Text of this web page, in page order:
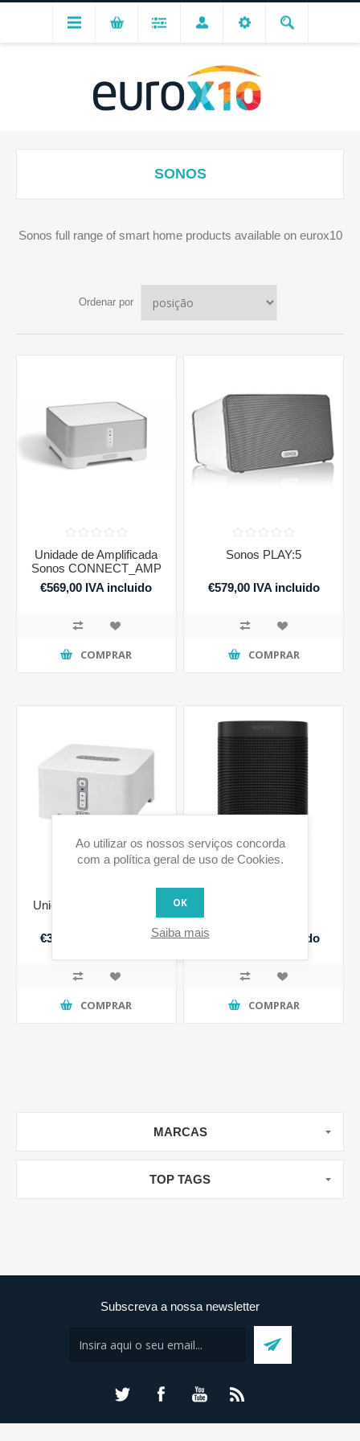
SONOS
Sonos full range of smart home products available on eurox10
Ordenar por
Unidade de Amplificada
Sonos CONNECT_AMP
€569,00 IVA incluido
COMPRAR
Sonos PLAY:5
€579,00 IVA incluido
COMPRAR
Unidade pré-amplificada
€393,60 IVA incluido
COMPRAR
€229,00 IVA incluido
COMPRAR
MARCAS
TOP TAGS
Subscreva a nossa newsletter
Ao utilizar os nossos serviços concorda
com a política geral de uso de Cookies.
OK
Saiba mais